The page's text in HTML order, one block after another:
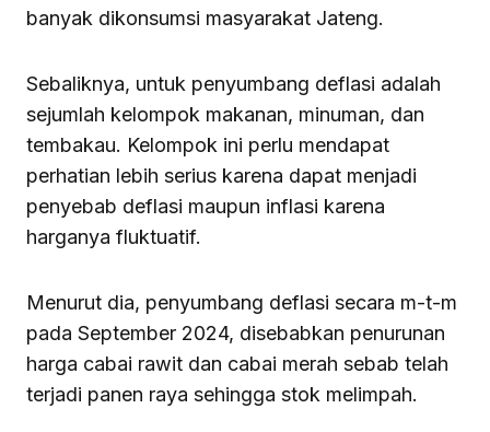
banyak dikonsumsi masyarakat Jateng.
Sebaliknya, untuk penyumbang deflasi adalah
sejumlah kelompok makanan, minuman, dan
tembakau. Kelompok ini perlu mendapat
perhatian lebih serius karena dapat menjadi
penyebab deflasi maupun inflasi karena
harganya fluktuatif.
Menurut dia, penyumbang deflasi secara m-t-m
pada September 2024, disebabkan penurunan
harga cabai rawit dan cabai merah sebab telah
terjadi panen raya sehingga stok melimpah.